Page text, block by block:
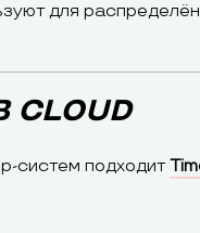
для
CLOUD
систем подходит